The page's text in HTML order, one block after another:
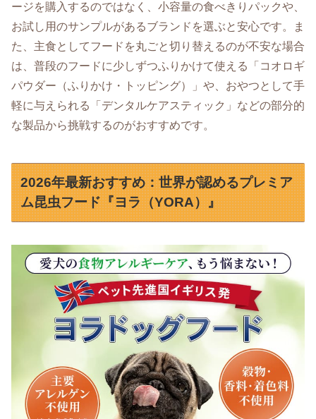
ージを購入するのではなく、小容量の食べきりパックや、
お試し用のサンプルがあるブランドを選ぶと安心です。ま
た、主食としてフードを丸ごと切り替えるのが不安な場合
は、普段のフードに少しずつふりかけて使える「コオロギ
パウダー（ふりかけ・トッピング）」や、おやつとして手
軽に与えられる「デンタルケアスティック」などの部分的
な製品から挑戦するのがおすすめです。
2026年最新おすすめ：世界が認めるプレミア
ム昆虫フード『ヨラ（YORA）』